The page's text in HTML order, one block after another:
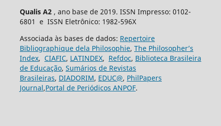
Qualis A2 , ano base de 2019. ISSN Impresso: 0102-
6801 e ISSN Eletrônico: 1982-596X
Associada às bases de dados: Repertoire
Bibliographique dela Philosophie, The Philosopher’s
Index, CIAFIC, LATINDEX, Refdoc, Biblioteca Brasileira
de Educação, Sumários de Revistas
Brasileiras, DIADORIM, EDUC@, PhilPapers
Journal,Portal de Periódicos ANPOF.